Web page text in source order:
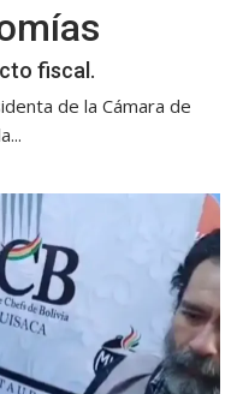
fiscal.
de la Cámara de